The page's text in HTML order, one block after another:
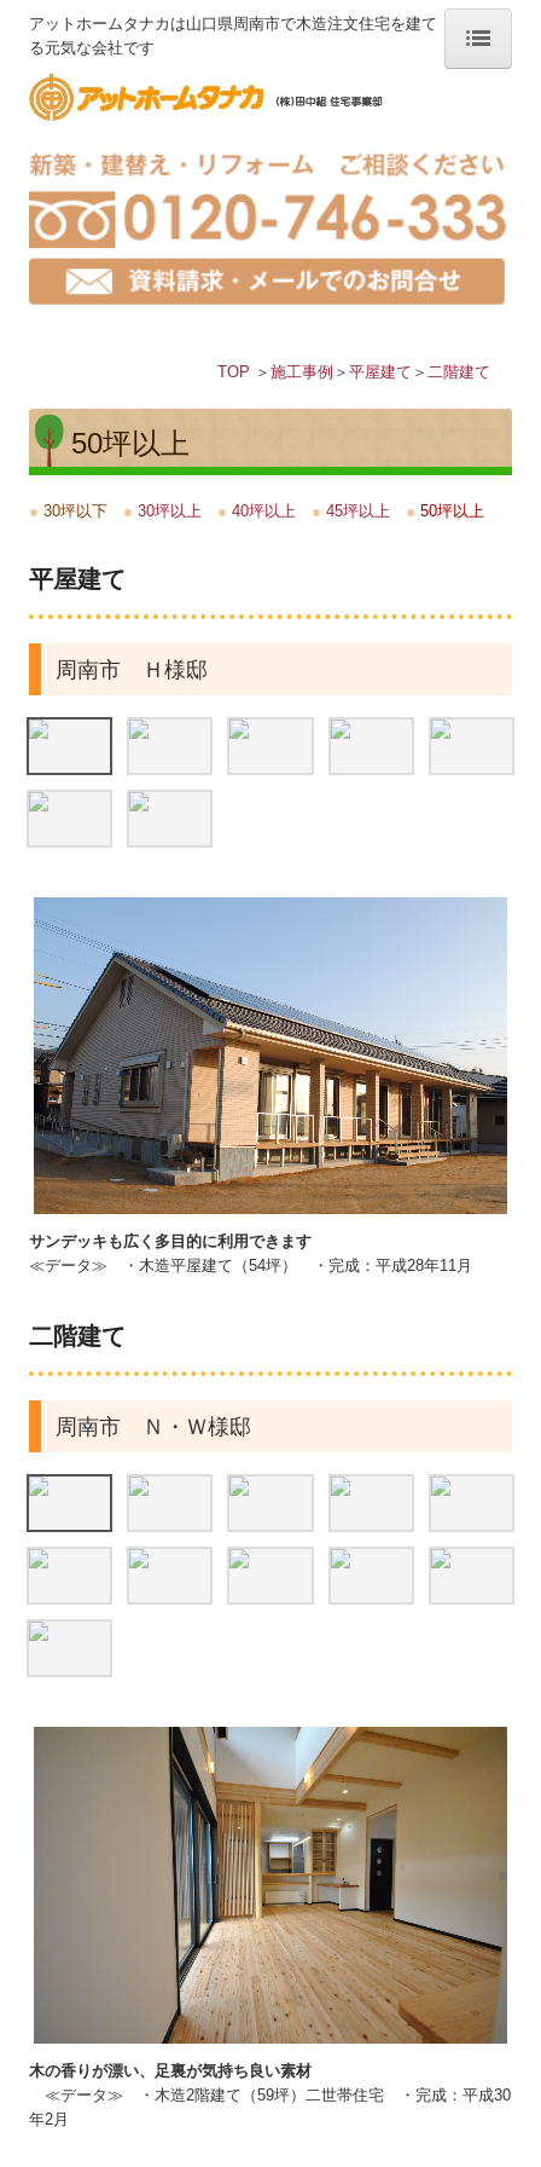
ホーム
タナカのこだわり
“住みごこち” とは
3つの健康
経験豊富なゼロエネ
家づくりの流れ
地域に向けた活動
FPの家について
お客様の声（田中組）
いいお話
見学会・イベント情報
永源山モデルハウス
施工事例
ただいま建築中
平屋建て
二階建て
リフォーム施工例
会社情報
スタッフ紹介
不動産情報
里山ウォーキング
リンク集
採用情報
募集要項 土木作業員
募集要項 左官見習
お問い合せ
山口の住まい本掲載
アットホームタナカは山口県周南市で木造注文住宅を建て
る元気な会社です
TOP ＞施工事例 ＞平屋建て ＞二階建て
50坪以上
● 30坪以下 ● 30坪以上 ● 40坪以上 ● 45坪以上 ●50坪以上
平屋建て
周南市 Ｈ様邸
サンデッキも広く多目的に利用できます
≪データ≫ ・木造平屋建て（54坪） ・完成：平成28年11月
二階建て
周南市 Ｎ・Ｗ様邸
木の香りが漂い、足裏が気持ち良い素材
≪データ≫ ・木造2階建て（59坪）二世帯住宅 ・完成：平成30
年2月